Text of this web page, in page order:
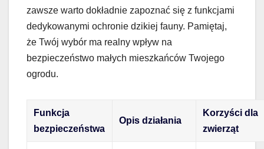
zawsze warto dokładnie zapoznać się z funkcjami
dedykowanymi ochronie dzikiej fauny. Pamiętaj,
że Twój wybór ma realny wpływ na
bezpieczeństwo małych mieszkańców Twojego
ogrodu.
Funkcja
bezpieczeństwa
Opis działania
Korzyści dla
zwierząt